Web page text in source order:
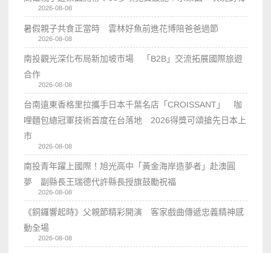
2026-08-08
暑假親子共食正當時 雲林好魚前進花博陪爸爸過節
2026-08-08
南投觀光深化布局新加坡市場 「B2B」交流拓展國際旅遊
合作
2026-08-08
台南遠東香格里拉攜手日本千葉名店「CROISSANT」 咖
哩麵包總冠軍技術首度在台落地 2026得獎可頌搶先日本上
市
2026-08-08
南投青年躍上國際！旭光高中「黃金海岸造夢者」赴澳圓
夢 副縣長王瑞德代許縣長授旗鼓勵祝福
2026-08-08
《銅鑼響起時》父親節精彩開演 客家戲曲傳遞忠義精神感
動全場
2026-08-08